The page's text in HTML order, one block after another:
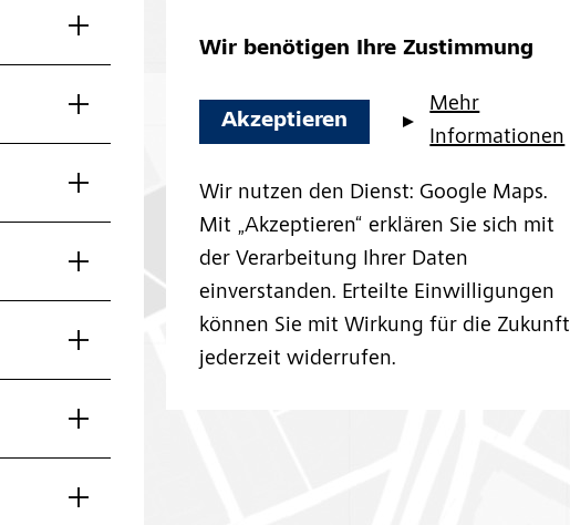
Wir benötigen Ihre Zustimmung
Akzeptieren
Mehr
Informationen
Wir nutzen den Dienst: Google Maps.
Mit „Akzeptieren“ erklären Sie sich mit
der Verarbeitung Ihrer Daten
einverstanden. Erteilte Einwilligungen
können Sie mit Wirkung für die Zukunft
jederzeit widerrufen.